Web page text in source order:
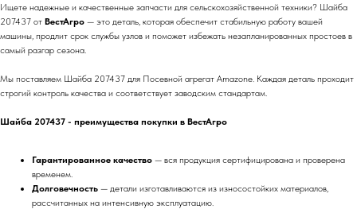
Ищете надежные и качественные запчасти для сельскохозяйственной техники? Шайба
207437 от ВестАгро — это деталь, которая обеспечит стабильную работу вашей
машины, продлит срок службы узлов и поможет избежать незапланированных простоев в
самый разгар сезона.
Мы поставляем Шайба 207437 для Посевной агрегат Amazone. Каждая деталь проходит
строгий контроль качества и соответствует заводским стандартам.
Шайба 207437 - преимущества покупки в ВестАгро
Гарантированное качество — вся продукция сертифицирована и проверена
временем.
Долговечность — детали изготавливаются из износостойких материалов,
рассчитанных на интенсивную эксплуатацию.